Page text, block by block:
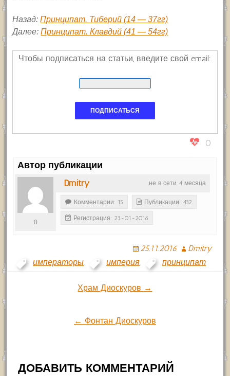
Назад:Принципат. Тиберий (14 — 37гг)
Далее:Принципат. Клавдий (41 — 54гг)
Чтобы подписаться на статьи, введите свой email:
0
Автор публикации
не в сети 4 месяца
Dmitry
0
Комментарии: 15 Публикации: 432
Регистрация: 23-01-2016
25.11.2016
Dmitry
императоры, империя, принципат
НавигацияХрам Диоскуров →
← Фонтан Диоскуров
ДОБАВИТЬ КОММЕНТАРИЙ